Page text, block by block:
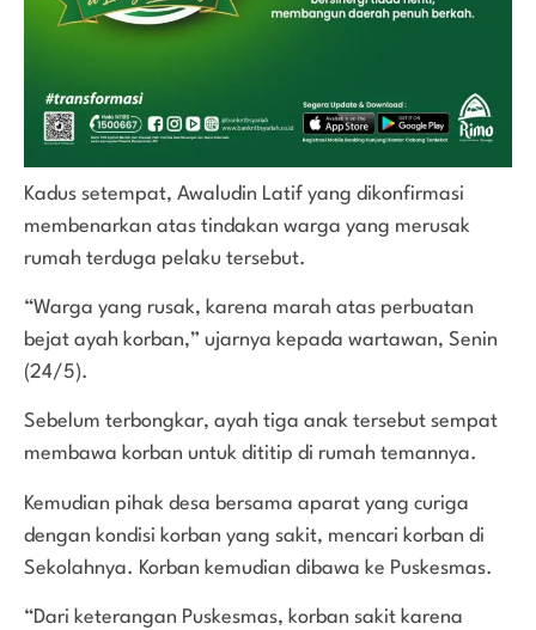
Kadus setempat, Awaludin Latif yang dikonfirmasi
membenarkan atas tindakan warga yang merusak
rumah terduga pelaku tersebut.
“Warga yang rusak, karena marah atas perbuatan
bejat ayah korban,” ujarnya kepada wartawan, Senin
(24/5).
Sebelum terbongkar, ayah tiga anak tersebut sempat
membawa korban untuk dititip di rumah temannya.
Kemudian pihak desa bersama aparat yang curiga
dengan kondisi korban yang sakit, mencari korban di
Sekolahnya. Korban kemudian dibawa ke Puskesmas.
“Dari keterangan Puskesmas, korban sakit karena